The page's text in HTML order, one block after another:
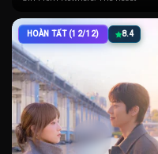
HOÀN TẤT (12/12) 8.4